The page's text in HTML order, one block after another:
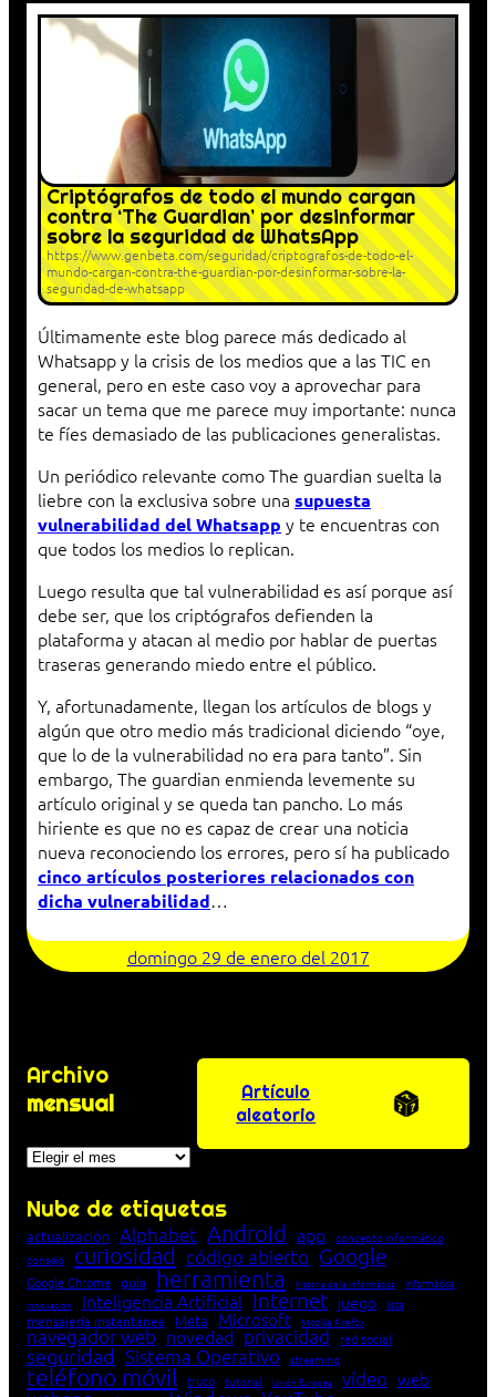
Criptógrafos de todo el mundo cargan
contra ‘The Guardian’ por desinformar
sobre la seguridad de WhatsApp
https://www.genbeta.com/seguridad/criptografos-de-todo-el-
mundo-cargan-contra-the-guardian-por-desinformar-sobre-la-
seguridad-de-whatsapp
Últimamente este blog parece más dedicado al
Whatsapp y la crisis de los medios que a las TIC en
general, pero en este caso voy a aprovechar para
sacar un tema que me parece muy importante: nunca
te fíes demasiado de las publicaciones generalistas.
Un periódico relevante como The guardian suelta la
liebre con la exclusiva sobre una supuesta
vulnerabilidad del Whatsapp y te encuentras con
que todos los medios lo replican.
Luego resulta que tal vulnerabilidad es así porque así
debe ser, que los criptógrafos defienden la
plataforma y atacan al medio por hablar de puertas
traseras generando miedo entre el público.
Y, afortunadamente, llegan los artículos de blogs y
algún que otro medio más tradicional diciendo “oye,
que lo de la vulnerabilidad no era para tanto”. Sin
embargo, The guardian enmienda levemente su
artículo original y se queda tan pancho. Lo más
hiriente es que no es capaz de crear una noticia
nueva reconociendo los errores, pero sí ha publicado
cinco artículos posteriores relacionados con
dicha vulnerabilidad…
domingo 29 de enero del 2017
Archivo
mensual
Archivos
Artículo
aleatorio
Nube de etiquetas
actualización Alphabet Android app concepto informático
consejo
curiosidad código abierto Google
Google Chrome guía herramienta historia de la Informática Informática
innovación Inteligencia Artificial Internet juego lista
mensajería instantánea Meta Microsoft Mozilla Firefox
navegador web novedad privacidad red social
seguridad Sistema Operativo streaming
teléfono móvil truco tutorial Unión Europea vídeo web